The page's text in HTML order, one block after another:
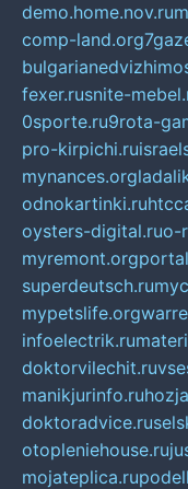
demo.home.nov.ru
comp-land.org
fexer.rusnite-
0sporte.ru9rota-
pro-kirpichi.ru
mynances.org
odnokartinki.ru
oysters-digital.ruo-
myremont.org
superdeutsch.ru
mypetslife.org
infoelectrik.ru
doktorvilechit.ru
manikjurinfo.ru
doktoradvice.ru
otopleniehouse.ru
mojateplica.ru